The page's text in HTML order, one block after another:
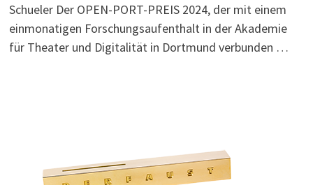
Schueler Der OPEN-PORT-PREIS 2024, der mit einem
einmonatigen Forschungsaufenthalt in der Akademie
für Theater und Digitalität in Dortmund verbunden …